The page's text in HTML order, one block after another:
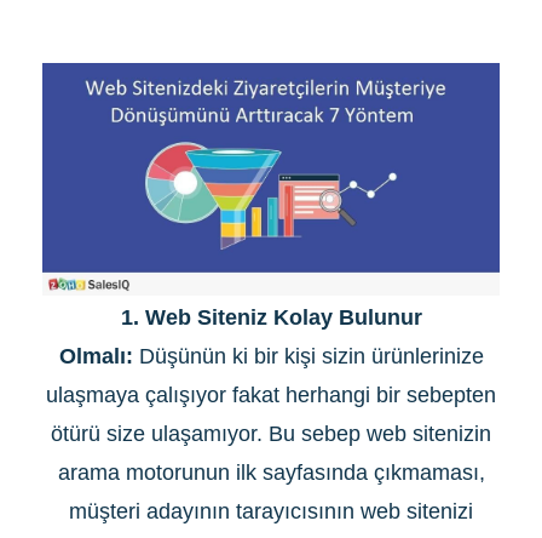
1. Web Siteniz Kolay Bulunur
Olmalı: Düşünün ki bir kişi sizin ürünlerinize
ulaşmaya çalışıyor fakat herhangi bir sebepten
ötürü size ulaşamıyor. Bu sebep web sitenizin
arama motorunun ilk sayfasında çıkmaması,
müşteri adayının tarayıcısının web sitenizi